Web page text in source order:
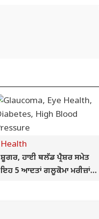
Health
ਸ਼ੂਗਰ, ਹਾਈ ਬਲੱਡ ਪ੍ਰੈਸ਼ਰ ਸਮੇਤ
ਇਹ 5 ਆਦਤਾਂ ਗਲੂਕੋਮਾ ਮਰੀਜ਼ਾਂ